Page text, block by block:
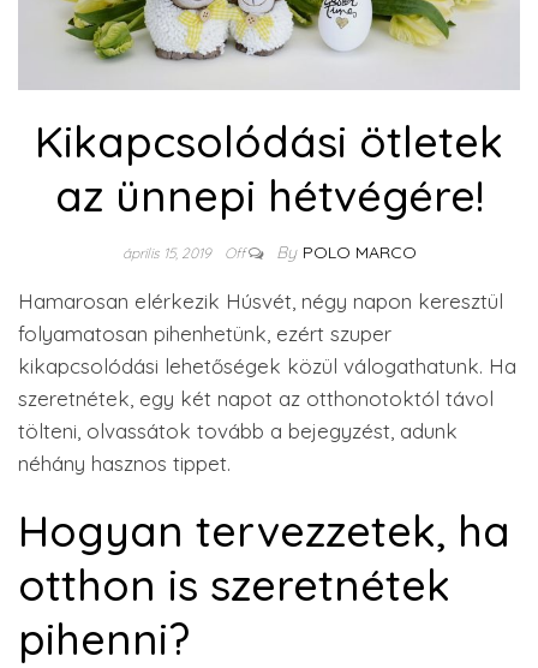
Kikapcsolódási ötletek
az ünnepi hétvégére!
április 15, 2019 Off By POLO MARCO
Hamarosan elérkezik Húsvét, négy napon keresztül
folyamatosan pihenhetünk, ezért szuper
kikapcsolódási lehetőségek közül válogathatunk. Ha
szeretnétek, egy két napot az otthonotoktól távol
tölteni, olvassátok tovább a bejegyzést, adunk
néhány hasznos tippet.
Hogyan tervezzetek, ha
otthon is szeretnétek
pihenni?